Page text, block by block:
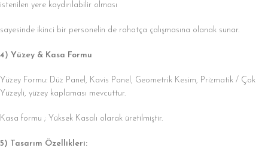
istenilen yere kaydırılabilir olması
sayesinde ikinci bir personelin de rahatça çalışmasına olanak sunar.
4) Yüzey & Kasa Formu
Yüzey Formu: Düz Panel, Kavis Panel, Geometrik Kesim, Prizmatik / Çok
Yüzeyli, yüzey kaplaması mevcuttur.
Kasa formu ; Yüksek Kasalı olarak üretilmiştir.
5) Tasarım Özellikleri: